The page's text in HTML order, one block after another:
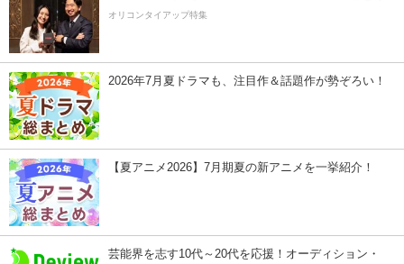
オリコンタイアップ特集
2026年7月夏ドラマも、注目作＆話題作が勢ぞろい！
【夏アニメ2026】7月期夏の新アニメを一挙紹介！
芸能界を志す10代～20代を応援！オーディション・